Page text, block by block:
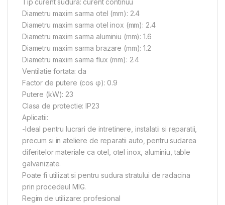
Tip curent sudura: curent continuu
Diametru maxim sarma otel (mm): 2.4
Diametru maxim sarma otel inox (mm): 2.4
Diametru maxim sarma aluminiu (mm): 1.6
Diametru maxim sarma brazare (mm): 1.2
Diametru maxim sarma flux (mm): 2.4
Ventilatie fortata: da
Factor de putere (cos φ): 0.9
Putere (kW): 23
Clasa de protectie: IP23
Aplicatii:
-Ideal pentru lucrari de intretinere, instalatii si reparatii,
precum si in ateliere de reparatii auto, pentru sudarea
diferitelor materiale ca otel, otel inox, aluminiu, table
galvanizate.
Poate fi utilizat si pentru sudura stratului de radacina
prin procedeul MIG.
Regim de utilizare: profesional